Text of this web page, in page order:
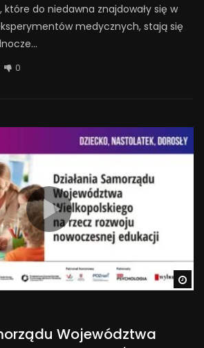
do niedawna znajdowały się w
medycznych, stają się
0
Województwa